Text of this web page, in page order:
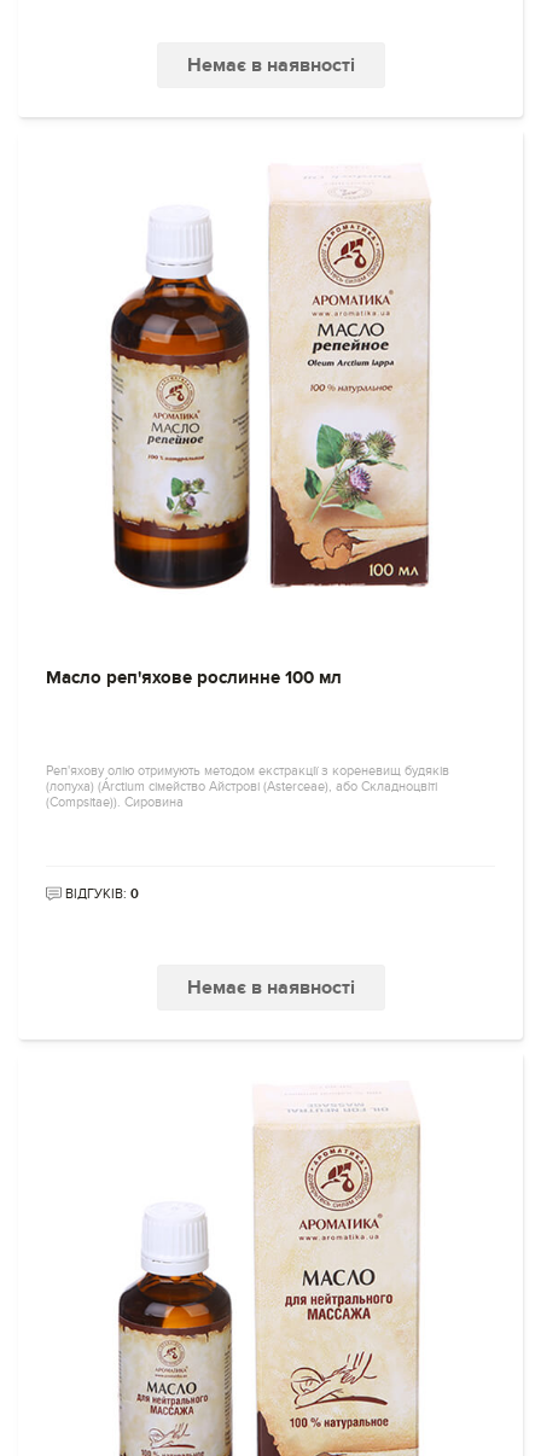
Немає в наявності
Масло реп'яхове рослинне 100 мл
Реп'яхову олію отримують методом екстракції з кореневищ будяків
(лопуха) (Árctium сімейство Айстрові (Asterceae), або Складноцвіті
(Compsitae)). Сировина
ВІДГУКІВ: 0
Немає в наявності